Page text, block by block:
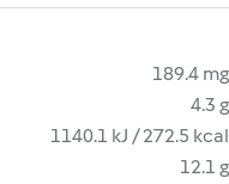
189.4 mg
4.3 g
1140.1 kJ / 272.5 kcal
12.1 g